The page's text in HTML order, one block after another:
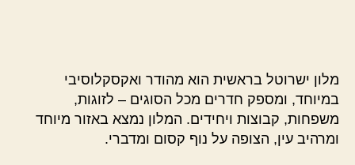
מלון ישרוטל בראשית הוא מהודר ואקסקלוסיבי
במיוחד, ומספק חדרים מכל הסוגים – לזוגות,
משפחות, קבוצות ויחידים. המלון נמצא באזור מיוחד
ומרהיב עין, הצופה על נוף קסום ומדברי.